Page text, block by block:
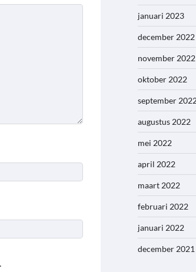
januari 2023
december 2022
november 2022
oktober 2022
september
augustus 2022
mei 2022
april 2022
maart 2022
februari 2022
januari 2022
december 2021